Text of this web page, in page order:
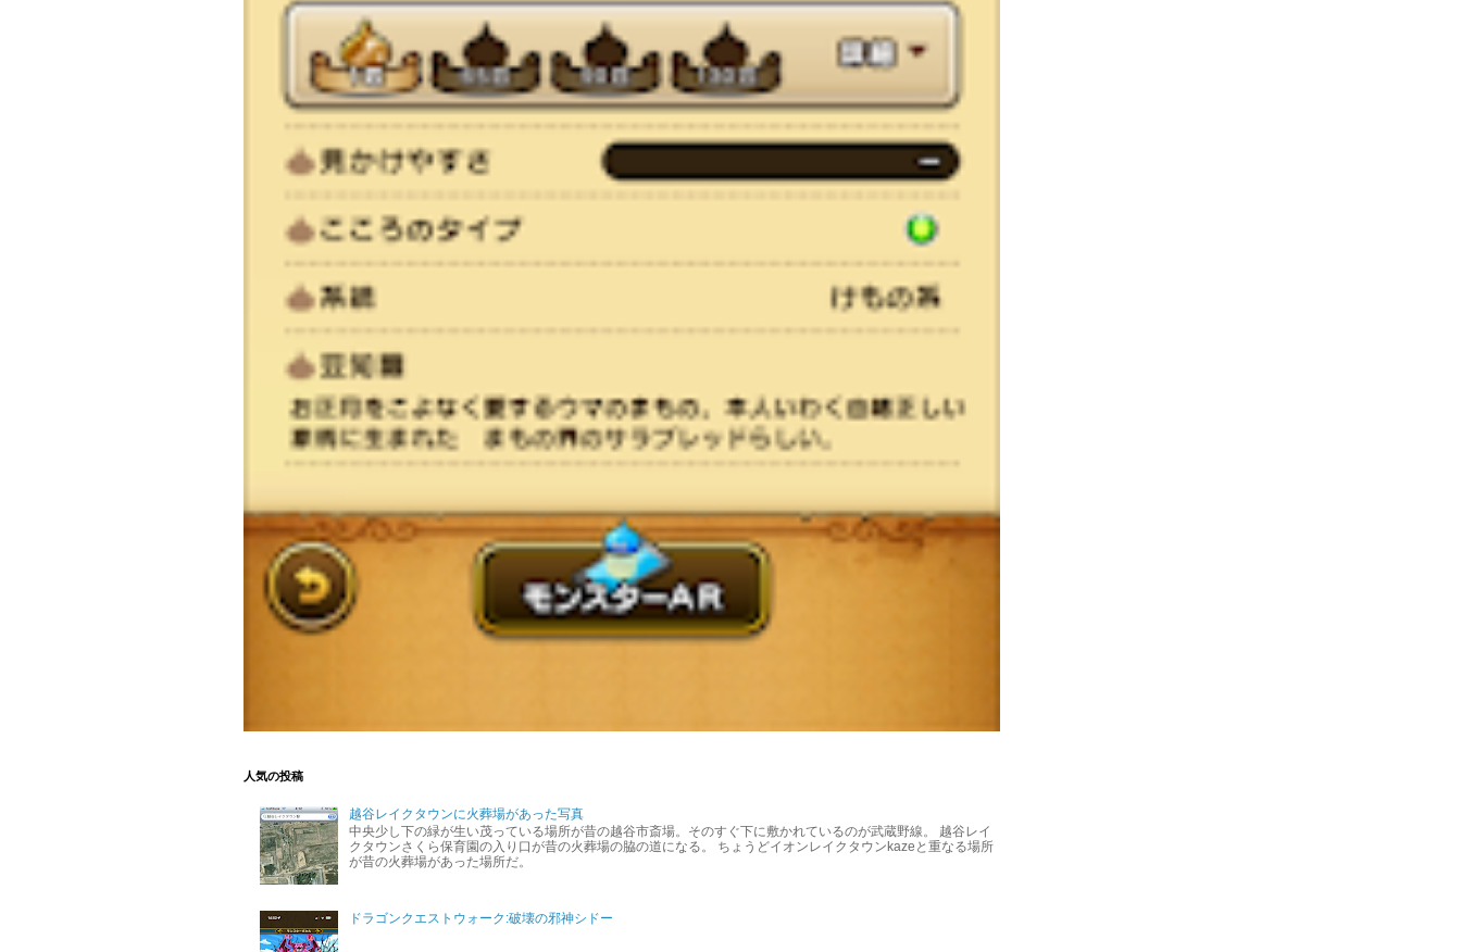
人気の投稿
越谷レイクタウンに火葬場があった写真
中央少し下の緑が生い茂っている場所が昔の越谷市斎場。そのすぐ下に敷かれているのが武蔵野線。 越谷レイ
クタウンさくら保育園の入り口が昔の火葬場の脇の道になる。 ちょうどイオンレイクタウンkazeと重なる場所
が昔の火葬場があった場所だ。
ドラゴンクエストウォーク:破壊の邪神シドー